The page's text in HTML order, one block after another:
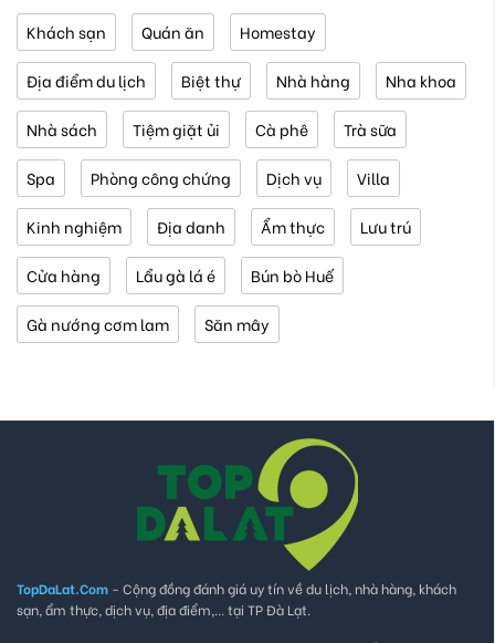
Khách sạn Quán ăn Homestay
Địa điểm du lịch Biệt thự Nhà hàng Nha khoa
Nhà sách Tiệm giặt ủi Cà phê Trà sữa
Spa Phòng công chứng Dịch vụ Villa
Kinh nghiệm Địa danh Ẩm thực Lưu trú
Cửa hàng Lẩu gà lá é Bún bò Huế
Gà nướng cơm lam Săn mây
TopDaLat.Com - Cộng đồng đánh giá uy tín về du lịch, nhà hàng, khách
sạn, ẩm thực, dịch vụ, địa điểm,... tại TP Đà Lạt.